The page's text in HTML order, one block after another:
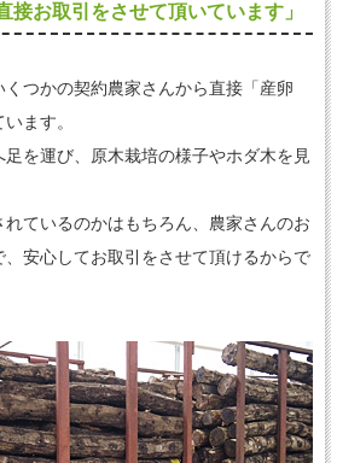
接お取引をさせて頂いています」
つかの契約農家さんから直接「産卵
ます。
を運び、原木栽培の様子やホダ木を見
ているのかはもちろん、農家さんのお
、安心してお取引をさせて頂けるからで